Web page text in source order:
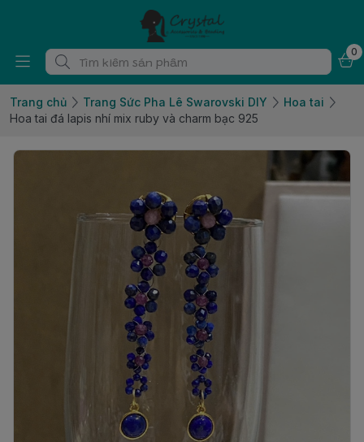
0
Trang chủ Trang Sức Pha Lê Swarovski DIY
Hoa tai
Hoa tai đá lapis nhí mix ruby và charm bạc 925